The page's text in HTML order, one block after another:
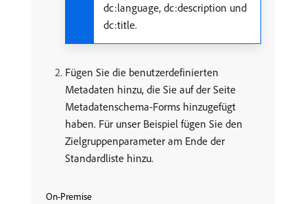
dc:language, dc:description und
dc:title.
Fügen Sie die benutzerdefinierten
Metadaten hinzu, die Sie auf der Seite
Metadatenschema-Forms hinzugefügt
haben. Für unser Beispiel fügen Sie den
Zielgruppenparameter am Ende der
Standardliste hinzu.
On-Premise